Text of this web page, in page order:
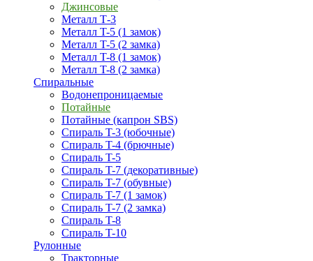
Джинсовые
Металл Т-3
Металл T-5 (1 замок)
Металл T-5 (2 замка)
Металл T-8 (1 замок)
Металл T-8 (2 замка)
Спиральные
Водонепроницаемые
Потайные
Потайные (капрон SBS)
Спираль T-3 (юбочные)
Спираль T-4 (брючные)
Спираль T-5
Спираль T-7 (декоративные)
Спираль T-7 (обувные)
Спираль T-7 (1 замок)
Спираль T-7 (2 замка)
Спираль T-8
Спираль T-10
Рулонные
Тракторные